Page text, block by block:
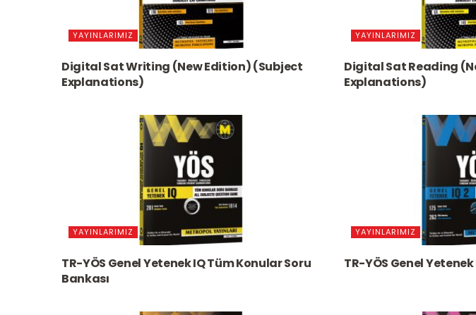
YAYINLARIMIZ
Digital Sat Writing (New Edition) (Subject
Explanations)
YAYINLARIMIZ
Digital Sat Reading
Explanations)
YAYINLARIMIZ
TR-YÖS Genel Yetenek IQ Tüm Konular Soru
Bankası
YAYINLARIMIZ
TR-YÖS Genel